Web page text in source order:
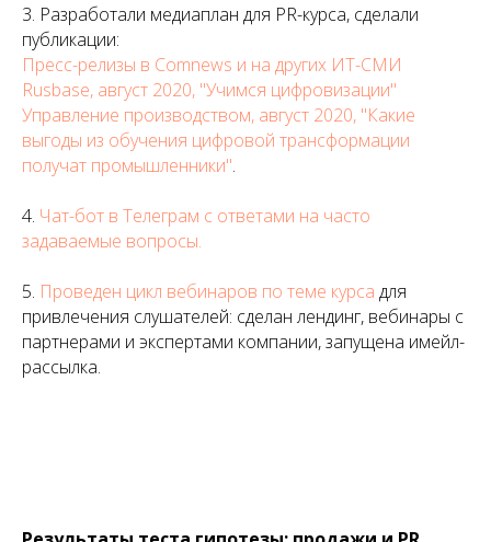
3. Разработали медиаплан для PR-курса, сделали
публикации:
Пресс-релизы в Comnews и на других ИТ-СМИ
Rusbase, август 2020, "Учимся цифровизации"
Управление производством, август 2020, "Какие
выгоды из обучения цифровой трансформации
получат промышленники".
4. Чат-бот в Телеграм с ответами на часто
задаваемые вопросы.
5. Проведен цикл вебинаров по теме курса для
привлечения слушателей: сделан лендинг, вебинары с
партнерами и экспертами компании, запущена имейл-
рассылка.